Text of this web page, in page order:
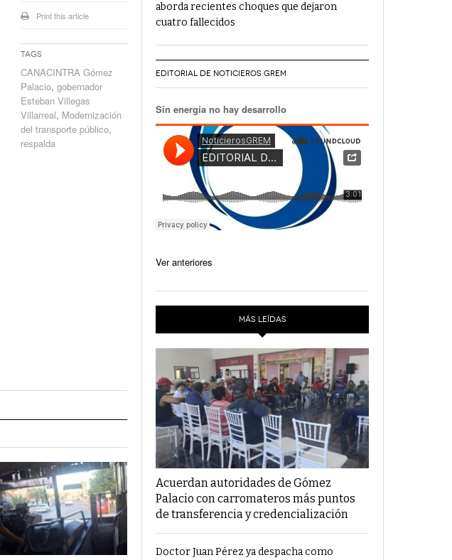
Print this article
Tags
CANACINTRA Gómez
Palacio, gobernador
Esteban Villegas
Villarreal, Modernización
del transporte público,
respalda
aborda recientes choques que dejaron
cuatro fallecidos
EDITORIAL DE NOTICIEROS GREM
Sin energía no hay desarrollo
Ver anteriores
MÁS LEÍDAS
Acuerdan autoridades de Gómez
Palacio con carromateros más puntos
de transferencia y credencialización
Doctor Juan Pérez ya despacha como